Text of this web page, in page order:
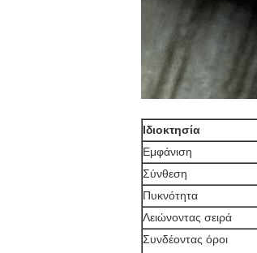
Ιδιοκτησία
Εμφάνιση
Σύνθεση
Πυκνότητα
Λειώνοντας σειρά
Συνδέοντας όροι